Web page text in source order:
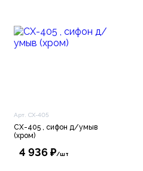
Арт. СХ-405
СХ-405 , сифон д/умыв
(хром)
4 936 ₽/шт